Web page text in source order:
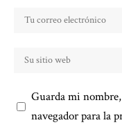
Guarda mi
navegador para la